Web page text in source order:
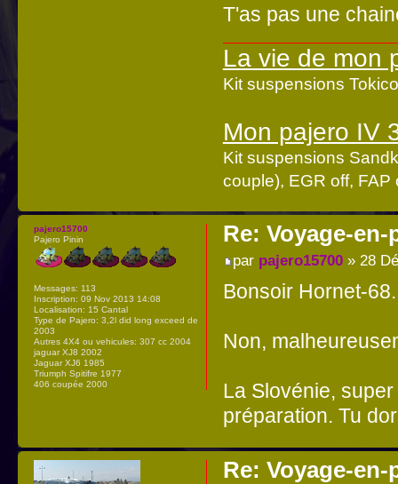
T'as pas une
La vie de mon
Kit suspensions
Mon pajero IV
Kit suspensions
couple), EGR off, FAP
Re: Voyage-en-
par pajero15700» 28
Bonsoir Hornet-68.
Non,
La Slovénie,
préparation. Tu
pajero15700
Pajero Pinin
Messages: 113
Inscription: 09 Nov 2013 14:08
Localisation: 15 Cantal
Type de Pajero: 3,2l did long exceed de
2003
Autres 4X4 ou vehicules: 307 cc 2004
jaguar XJ8 2002
Jaguar XJ6 1985
Triumph Spitifre 1977
406 coupée 2000
Re: Voyage-en-